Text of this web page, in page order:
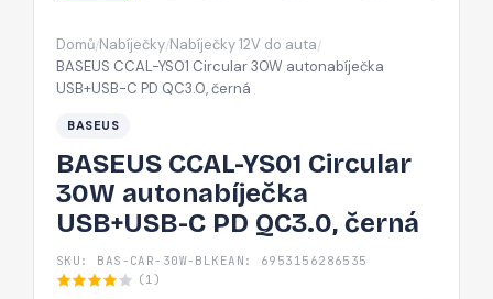
QC3.0,
Domů/Nabíječky/Nabíječky 12V do auta/
BASEUS CCAL-YS01 Circular 30W autonabíječka
USB+USB-C PD QC3.0, černá
BASEUS
BASEUS CCAL-YS01 Circular
30W autonabíječka
USB+USB-C PD QC3.0, černá
SKU: BAS-CAR-30W-BLK EAN: 6953156286535
(1)